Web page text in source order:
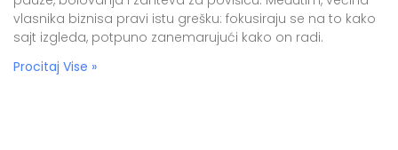
vlasnika biznisa pravi istu grešku: fokusiraju se na to kako
sajt izgleda, potpuno zanemarujući kako on radi.
Procitaj Vise »